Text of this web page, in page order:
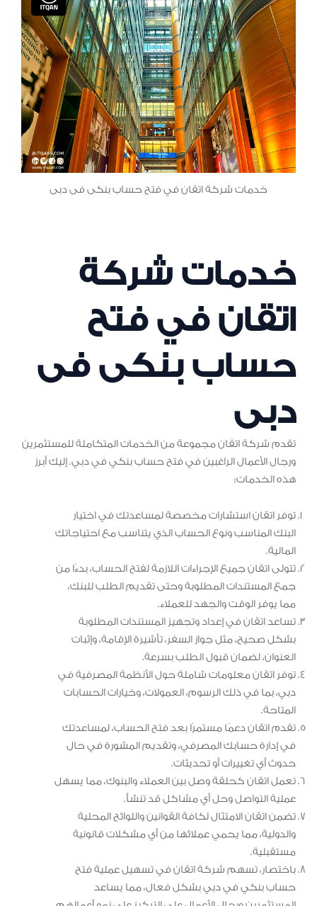
خدمات شركة اتقان في فتح حساب بنكى فى دبى
خدمات شركة
اتقان في فتح
حساب بنكى فى
دبى
تقدم شركة اتقان مجموعة من الخدمات المتكاملة للمستثمرين
ورجال الأعمال الراغبين في فتح حساب بنكي في دبي. إليك أبرز
هذه الخدمات:
توفر اتقان استشارات مخصصة لمساعدتك في اختيار
البنك المناسب ونوع الحساب الذي يتناسب مع احتياجاتك
المالية.
تتولى اتقان جميع الإجراءات اللازمة لفتح الحساب، بدءًا من
جمع المستندات المطلوبة وحتى تقديم الطلب للبنك،
مما يوفر الوقت والجهد للعملاء.
تساعد اتقان في إعداد وتجهيز المستندات المطلوبة
بشكل صحيح، مثل جواز السفر، تأشيرة الإقامة، وإثبات
العنوان، لضمان قبول الطلب بسرعة.
توفر اتقان معلومات شاملة حول الأنظمة المصرفية في
دبي، بما في ذلك الرسوم، العمولات، وخيارات الحسابات
المتاحة.
تقدم اتقان دعمًا مستمرًا بعد فتح الحساب، لمساعدتك
في إدارة حسابك المصرفي، وتقديم المشورة في حال
حدوث أي تغييرات أو تحديثات.
تعمل اتقان كحلقة وصل بين العملاء والبنوك، مما يسهل
عملية التواصل وحل أي مشاكل قد تنشأ.
تضمن اتقان الامتثال لكافة القوانين واللوائح المحلية
والدولية، مما يحمي عملائها من أي مشكلات قانونية
مستقبلية.
باختصار، تسهم شركة اتقان في تسهيل عملية فتح
حساب بنكي في دبي بشكل فعال، مما يساعد